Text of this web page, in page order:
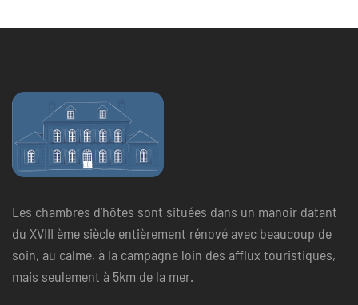
Les chambres d’hôtes sont situées dans un manoir datant
du XVIII ème siècle entièrement rénové avec beaucoup de
soin, au calme, à la campagne loin des afflux touristiques,
mais seulement à 5km de la mer.